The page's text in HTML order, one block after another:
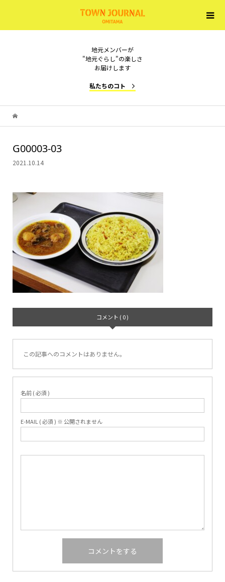
地元メンバーが
"地元ぐらし"の楽しさ
お届けします
私たちのコト
G00003-03
2021.10.14
コメント ( 0 )
この記事へのコメントはありません。
名前 ( 必須 )
E-MAIL ( 必須 ) ※ 公開されません